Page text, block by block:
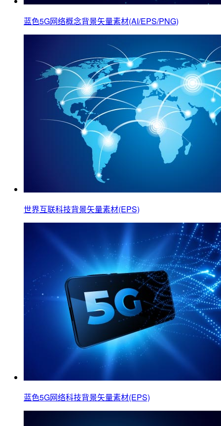
蓝色5G网络概念背景矢量素材(AI/EPS/PNG)
世界互联科技背景矢量素材(EPS)
蓝色5G网络科技背景矢量素材(EPS)